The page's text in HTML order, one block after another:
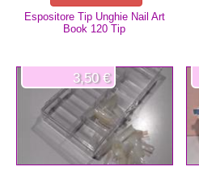
Espositore Tip Unghie Nail Art
Book 120 Tip
3,50 €